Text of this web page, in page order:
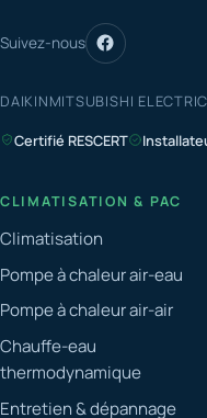
Suivez-nous
DAIKINMITSUBISHI
Certifié RESCERT
CLIMATISATION & PAC
Climatisation
Pompe à chaleur air-eau
Pompe à chaleur air-air
Chauffe-eau
thermodynamique
Entretien & dépannage